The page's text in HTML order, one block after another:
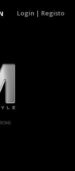
Login | Registo